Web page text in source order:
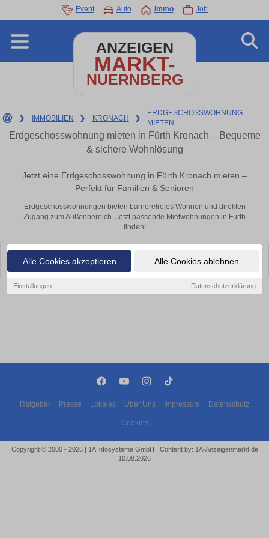
Alle Cookies akzeptieren Alle Cookies ablehnen
Einstellungen Datenschutzerklärung
Event Auto Immo Job
ANZEIGEN
MARKT-
NUERNBERG
❯ IMMOBILIEN ❯ KRONACH ❯
ERDGESCHOSSWOHNUNG-
MIETEN
Erdgeschosswohnung mieten in Fürth Kronach – Bequeme
& sichere Wohnlösung
Jetzt eine Erdgeschosswohnung in Fürth Kronach mieten –
Perfekt für Familien & Senioren
Erdgeschosswohnungen bieten barrierefreies Wohnen und direkten
Zugang zum Außenbereich. Jetzt passende Mietwohnungen in Fürth
finden!
Leider konnten wir derzeit keine passenden Objekte finden. Schauen Sie
bald wieder vorbei!
Ratgeber Presse Lokales Über Uns Impressum Datenschutz
Cookies
Copyright © 2000 - 2026 | 1A Infosysteme GmbH | Content by: 1A-Anzeigenmarkt.de
10.08.2026